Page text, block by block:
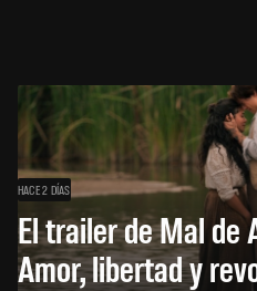
HACE 2 DÍAS
El trailer de Mal de
Amor, libertad y